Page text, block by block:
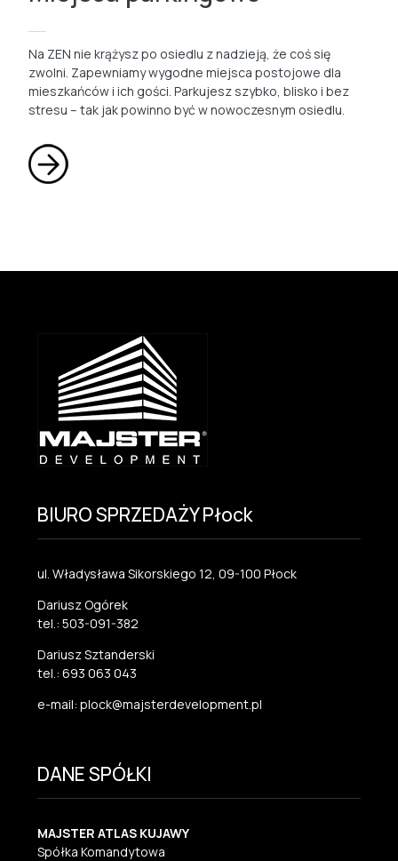
Na ZEN nie krążysz po osiedlu z nadzieją, że coś się
zwolni. Zapewniamy wygodne miejsca postojowe dla
mieszkańców i ich gości. Parkujesz szybko, blisko i bez
stresu – tak jak powinno być w nowoczesnym osiedlu.
BIURO SPRZEDAŻY Płock
ul. Władysława Sikorskiego 12, 09-100 Płock
Dariusz Ogórek
tel.: 503-091-382
Dariusz Sztanderski
tel.: 693 063 043
e-mail: plock@majsterdevelopment.pl
DANE SPÓŁKI
MAJSTER ATLAS KUJAWY
Spółka Komandytowa